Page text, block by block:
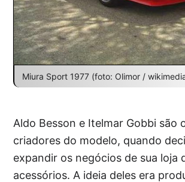
Miura Sport 1977 (foto: Olimor /
Aldo Besson e Itelmar Gobbi são
criadores do modelo, quando
expandir os negócios de sua loja
acessórios. A ideia deles era